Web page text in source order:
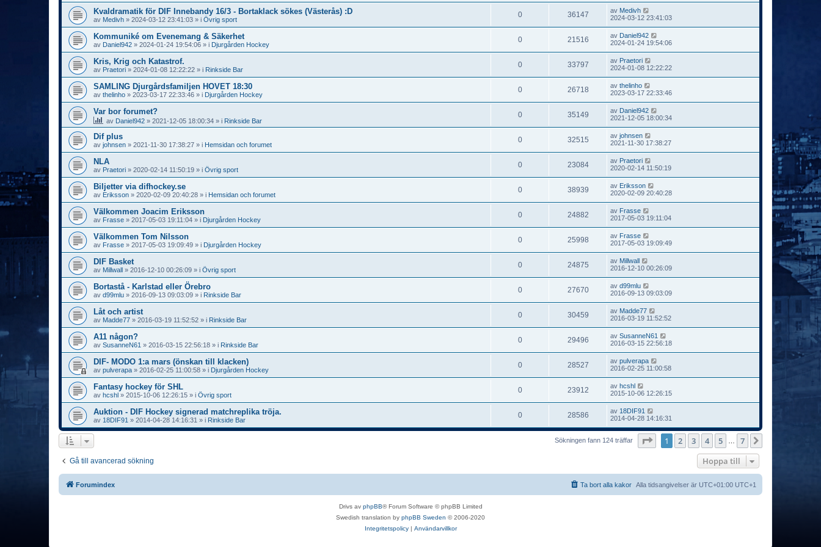
Kvaldramatik för DIF Innebandy 16/3 - Bortaklack sökes (Västerås) :D
av Medivh » 2024-03-12 23:41:03 » i Övrig sport
0 36147 av Medivh
2024-03-12 23:41:03
Kommuniké om Evenemang & Säkerhet
av Daniel942 » 2024-01-24 19:54:06 » i Djurgården Hockey
0 21516 av Daniel942
2024-01-24 19:54:06
Kris, Krig och Katastrof.
av Praetori » 2024-01-08 12:22:22 » i Rinkside Bar
0 33797 av Praetori
2024-01-08 12:22:22
SAMLING Djurgårdsfamiljen HOVET 18:30
av thelinho » 2023-03-17 22:33:46 » i Djurgården Hockey
0 26718 av thelinho
2023-03-17 22:33:46
Var bor forumet?
av Daniel942 » 2021-12-05 18:00:34 » i Rinkside Bar
0 35149 av Daniel942
2021-12-05 18:00:34
Dif plus
av johnsen » 2021-11-30 17:38:27 » i Hemsidan och forumet
0 32515 av johnsen
2021-11-30 17:38:27
NLA
av Praetori » 2020-02-14 11:50:19 » i Övrig sport
0 23084 av Praetori
2020-02-14 11:50:19
Biljetter via difhockey.se
av Eriksson » 2020-02-09 20:40:28 » i Hemsidan och forumet
0 38939 av Eriksson
2020-02-09 20:40:28
Välkommen Joacim Eriksson
av Frasse » 2017-05-03 19:11:04 » i Djurgården Hockey
0 24882 av Frasse
2017-05-03 19:11:04
Välkommen Tom Nilsson
av Frasse » 2017-05-03 19:09:49 » i Djurgården Hockey
0 25998 av Frasse
2017-05-03 19:09:49
DIF Basket
av Millwall » 2016-12-10 00:26:09 » i Övrig sport
0 24875 av Millwall
2016-12-10 00:26:09
Bortastå - Karlstad eller Örebro
av d99mlu » 2016-09-13 09:03:09 » i Rinkside Bar
0 27670 av d99mlu
2016-09-13 09:03:09
Låt och artist
av Madde77 » 2016-03-19 11:52:52 » i Rinkside Bar
0 30459 av Madde77
2016-03-19 11:52:52
A11 någon?
av SusanneN61 » 2016-03-15 22:56:18 » i Rinkside Bar
0 29496 av SusanneN61
2016-03-15 22:56:18
DIF- MODO 1:a mars (önskan till klacken)
av pulverapa » 2016-02-25 11:00:58 » i Djurgården Hockey
0 28527 av pulverapa
2016-02-25 11:00:58
Fantasy hockey för SHL
av hcshl » 2015-10-06 12:26:15 » i Övrig sport
0 23912 av hcshl
2015-10-06 12:26:15
Auktion - DIF Hockey signerad matchreplika tröja.
av 18DIF91 » 2014-04-28 14:16:31 » i Rinkside Bar
0 28586 av 18DIF91
2014-04-28 14:16:31
Sökningen fann 124 träffar Sida av 7
1 2 3 4 5 7
Gå till avancerad sökning Hoppa till
Forumindex Alla tidsangivelser är UTC+01:00 UTC+1
Ta bort alla kakor
Drivs av phpBB® Forum Software © phpBB Limited
Swedish translation by phpBB Sweden © 2006-2020
Integritetspolicy| Användarvillkor